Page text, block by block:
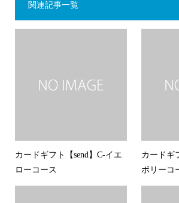
関連記事一覧
カードギフト【send】C-イエ
ローコース
カードギ
ボリーコ